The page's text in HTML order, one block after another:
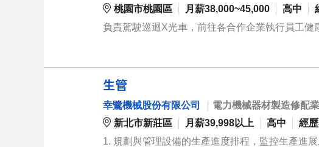
桃園市桃園區
月薪38,000~45,000 高中
負責駕駛巡迴X光車，前往各合作企業執行員工健
生管
幸鷺機械股份有限公司
電力機械器材製造修配業
新北市新莊區
月薪39,998以上 高中
經
1. 規劃與管理設備的生產進度排程，監控生產進